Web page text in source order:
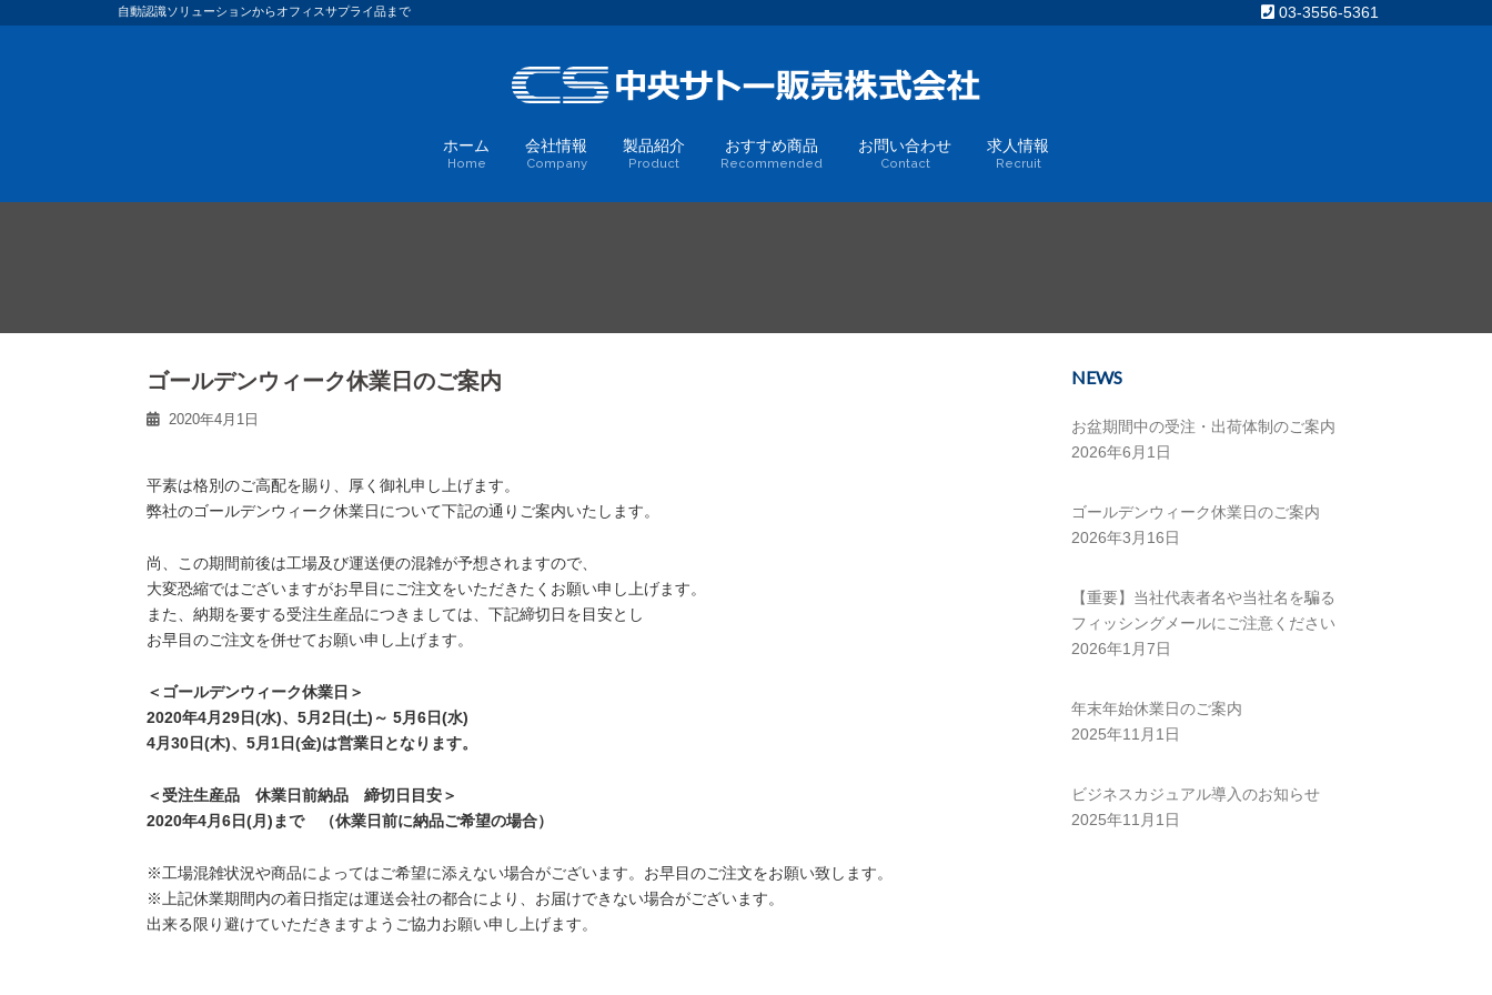
自動認識ソリューションからオフィスサプライ品まで 03-3556-5361
ホーム
Home
会社情報
Company
製品紹介
Product
おすすめ商品
Recommended
お問い合わせ
Contact
求人情報
Recruit
ゴールデンウィーク休業日のご案内
2020年4月1日
平素は格別のご高配を賜り、厚く御礼申し上げます。
弊社のゴールデンウィーク休業日について下記の通りご案内いたします。
尚、この期間前後は工場及び運送便の混雑が予想されますので、
大変恐縮ではございますがお早目にご注文をいただきたくお願い申し上げます。
また、納期を要する受注生産品につきましては、下記締切日を目安とし
お早目のご注文を併せてお願い申し上げます。
＜ゴールデンウィーク休業日＞
2020年4月29日(水)、5月2日(土)～ 5月6日(水)
4月30日(木)、5月1日(金)は営業日となります。
＜受注生産品 休業日前納品 締切日目安＞
2020年4月6日(月)まで （休業日前に納品ご希望の場合）
※工場混雑状況や商品によってはご希望に添えない場合がございます。お早目のご注文をお願い致します。
※上記休業期間内の着日指定は運送会社の都合により、お届けできない場合がございます。
出来る限り避けていただきますようご協力お願い申し上げます。
NEWS
お盆期間中の受注・出荷体制のご案内
2026年6月1日
ゴールデンウィーク休業日のご案内
2026年3月16日
【重要】当社代表者名や当社名を騙る
フィッシングメールにご注意ください
2026年1月7日
年末年始休業日のご案内
2025年11月1日
ビジネスカジュアル導入のお知らせ
2025年11月1日